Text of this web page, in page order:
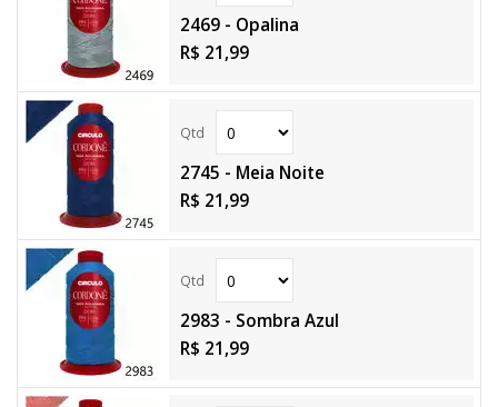
2469 - Opalina
R$ 21,99
2745 - Meia Noite
R$ 21,99
2983 - Sombra Azul
R$ 21,99